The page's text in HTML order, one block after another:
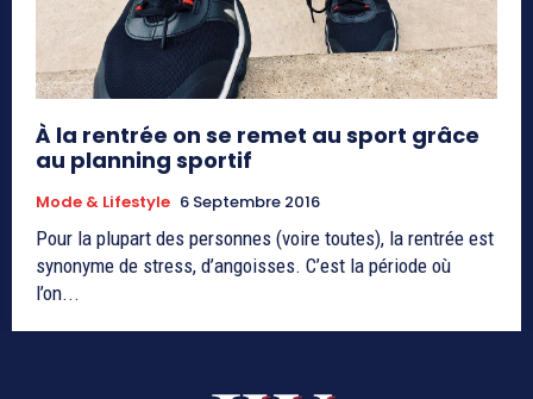
À la rentrée on se remet au sport grâce
au planning sportif
Mode & Lifestyle 6 Septembre 2016
Pour la plupart des personnes (voire toutes), la rentrée est
synonyme de stress, d’angoisses. C’est la période où
l’on...